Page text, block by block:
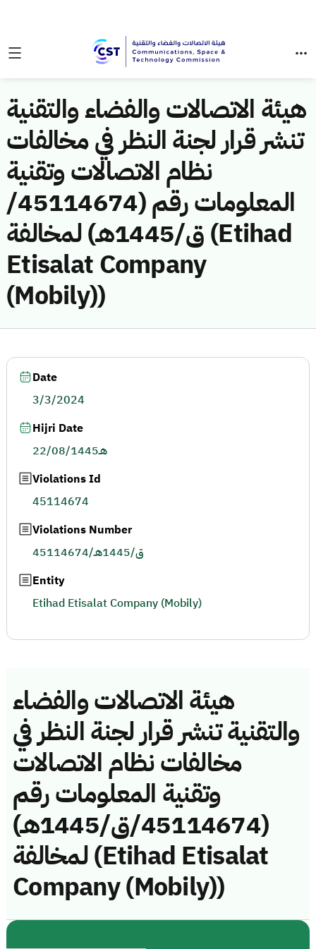
هيئة الاتصالات والفضاء والتقنية
تنشر قرار لجنة النظر في مخالفات
نظام الاتصالات وتقنية
المعلومات رقم (45114674/
ق/1445هـ) لمخالفة (Etihad
Etisalat Company
(Mobily))
هيئة الاتصالات والفضاء
والتقنية تنشر قرار لجنة النظر في
مخالفات نظام الاتصالات
وتقنية المعلومات رقم
(45114674/ق/1445هـ)
لمخالفة (Etihad Etisalat
Company (Mobily))
Date
3/3/2024
Hijri Date
22/08/1445هـ
Violations Id
45114674
Violations Number
45114674/ق/1445هـ
Entity
Etihad Etisalat Company (Mobily)